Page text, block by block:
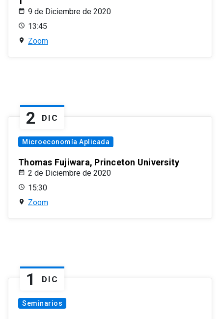
9 de Diciembre de 2020
13:45
Zoom
2 DIC
Microeconomía Aplicada
Thomas Fujiwara, Princeton University
2 de Diciembre de 2020
15:30
Zoom
1 DIC
Seminarios